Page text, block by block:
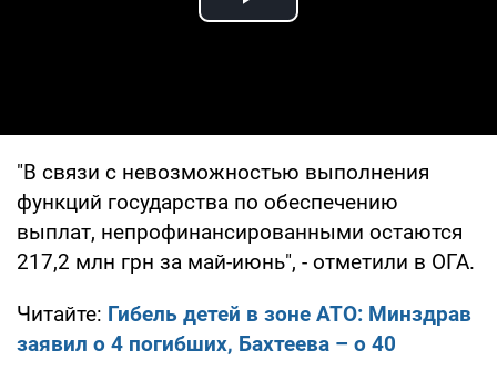
Play Video
"В связи с невозможностью выполнения
функций государства по обеспечению
выплат, непрофинансированными остаются
217,2 млн грн за май-июнь", - отметили в ОГА.
Читайте: Гибель детей в зоне АТО: Минздрав
заявил о 4 погибших, Бахтеева – о 40